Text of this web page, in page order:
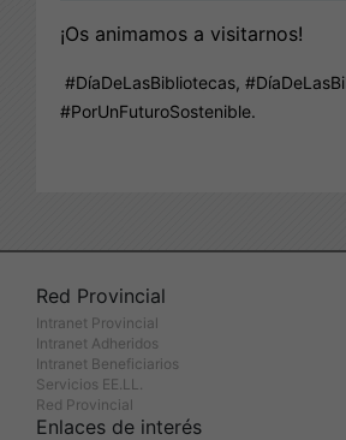
¡Os animamos a visitarnos!
#DíaDeLasBibliotecas,
#PorUnFuturoSostenible.
Red Provincial
Intranet Provincial
Intranet Adheridos
Intranet Beneficiarios
Servicios EE.LL.
Red Provincial
Enlaces de interés